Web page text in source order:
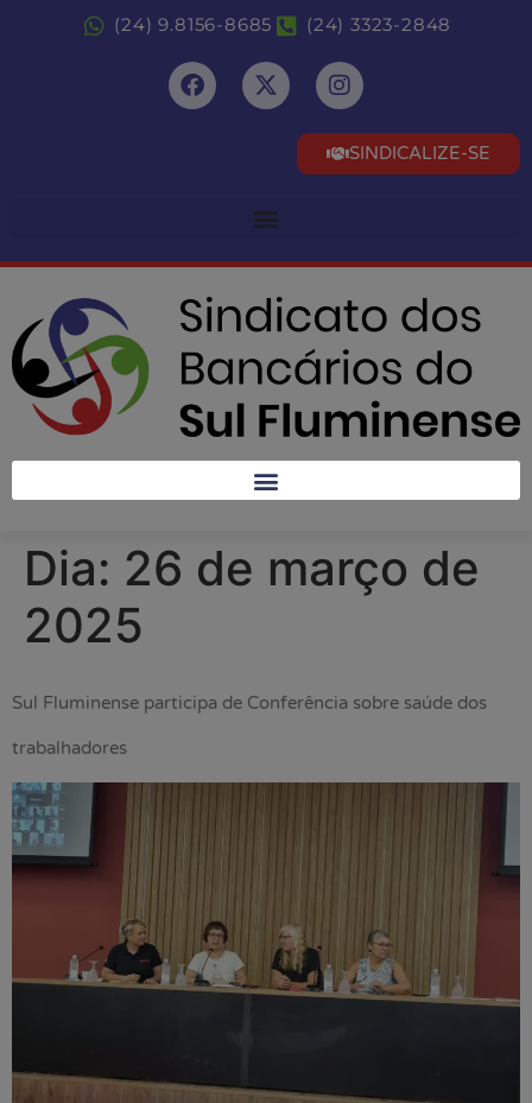
(24) 9.8156-8685 (24) 3323-2848
SINDICALIZE-SE
Dia: 26 de março de
2025
Sul Fluminense participa de Conferência sobre saúde dos
trabalhadores